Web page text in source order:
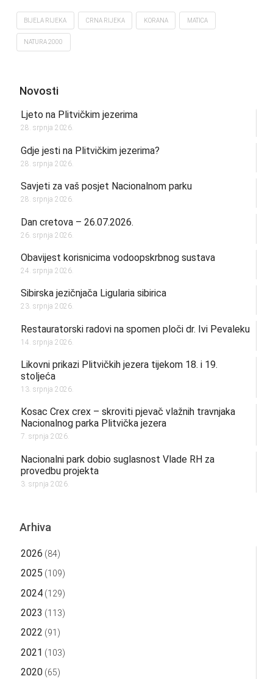
BIJELA RIJEKA CRNA RIJEKA KORANA MATICA
NATURA 2000
Novosti
Ljeto na Plitvičkim jezerima
28. srpnja 2026.
Gdje jesti na Plitvičkim jezerima?
28. srpnja 2026.
Savjeti za vaš posjet Nacionalnom parku
28. srpnja 2026.
Dan cretova – 26.07.2026.
26. srpnja 2026.
Obavijest korisnicima vodoopskrbnog sustava
24. srpnja 2026.
Sibirska jezičnjača Ligularia sibirica
23. srpnja 2026.
Restauratorski radovi na spomen ploči dr. Ivi Pevaleku
14. srpnja 2026.
Likovni prikazi Plitvičkih jezera tijekom 18. i 19.
stoljeća
13. srpnja 2026.
Kosac Crex crex – skroviti pjevač vlažnih travnjaka
Nacionalnog parka Plitvička jezera
7. srpnja 2026.
Nacionalni park dobio suglasnost Vlade RH za
provedbu projekta
3. srpnja 2026.
Arhiva
2026 (84)
2025 (109)
2024(129)
2023 (113)
2022 (91)
2021 (103)
2020(65)